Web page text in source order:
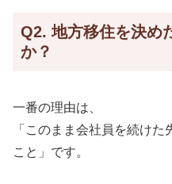
Q2. 地方移住を決め
か？
一番の理由は、
「このまま会社員を続け
こと」です。